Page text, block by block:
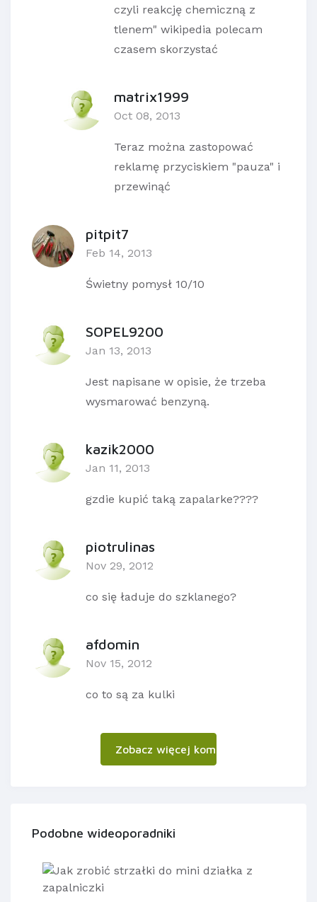
czyli reakcję chemiczną z
tlenem" wikipedia polecam
czasem skorzystać
matrix1999
Oct 08, 2013
Teraz można zastopować
reklamę przyciskiem "pauza" i
przewinąć
pitpit7
Feb 14, 2013
Świetny pomysł 10/10
SOPEL9200
Jan 13, 2013
Jest napisane w opisie, że trzeba
wysmarować benzyną.
kazik2000
Jan 11, 2013
gzdie kupić taką zapalarke????
piotrulinas
Nov 29, 2012
co się ładuje do szklanego?
afdomin
Nov 15, 2012
co to są za kulki
Zobacz więcej komentarzy
Podobne wideoporadniki